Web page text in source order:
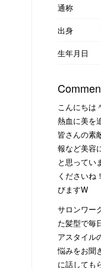
通称
出身
生年月日
こんにちは
熱血に美を
皆さんの素
報など美容
と思ってい
くださいね
びますW
サロンワー
た髪型で毎
アスタイル
悩みをお聞
に話しても